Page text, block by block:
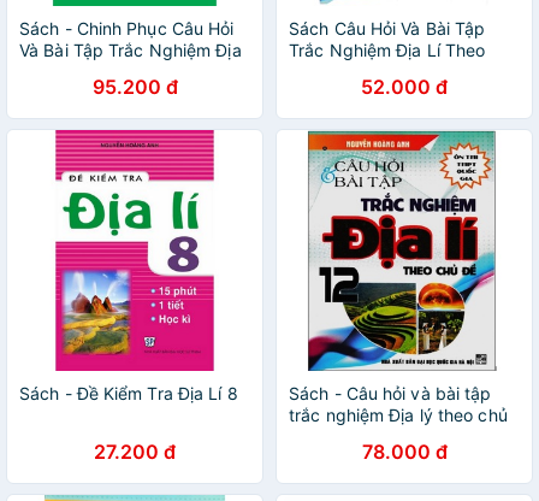
Sách - Chinh Phục Câu Hỏi
Và Bài Tập Trắc Nghiệm Địa
95.200 đ
Sách Câu Hỏi Và Bài Tập
Trắc Nghiệm Địa Lí Theo
52.000 đ
Sách - Đề Kiểm Tra Địa Lí 8
27.200 đ
Sách - Câu hỏi và bài tập
trắc nghiệm Địa lý theo chủ
78.000 đ